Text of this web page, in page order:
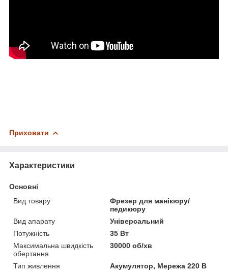
Приховати
Характеристики
Основні
Вид товару
Фрезер для манікюру/
педикюру
Вид апарату
Універсальний
Потужність
35 Вт
Максимальна швидкість
обертання
30000 об/хв
Тип живлення
Акумулятор, Мережа 220 В